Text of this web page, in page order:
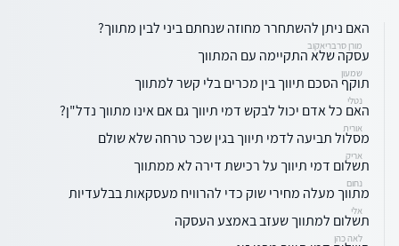
האם ניתן להשתחרר מחוזה שנחתם ביני לבין מתווך?
מורן סרבריאקוב
עסקה שלא התקיימה עם המתווך
שמעון
תוקף הסכם תיווך בין מכרים בלי קשר למתווך
נטלי
האם כל אדם יכול לבקש דמי תיווך גם אם אינו מתווך נדל"ן?
אורית
מסלול תביעה לדמי תיווך בגין שכר טרחה שלא שולם
אריק
תשלום דמי תיווך על רכישת דירה לא ממתווך
נחום
מתווך מעלה מחירי שוק כדי להרוויח מעסקאות בבלעדיות
אלי
תשלום למתווך שעזב באמצע העסקה
לאה כהן